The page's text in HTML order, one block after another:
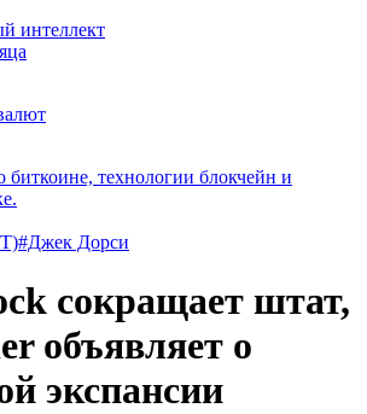
интеллект
технологии блокчейн и
#Джек Дорси
сокращает штат,
объявляет о
экспансии